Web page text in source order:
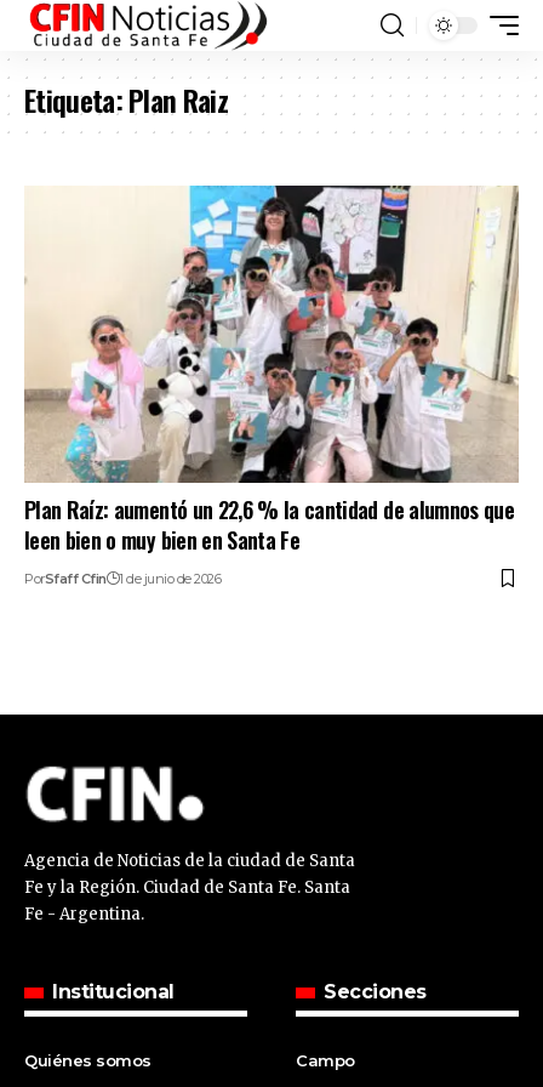
Etiqueta:Plan Raiz
Plan Raíz: aumentó un 22,6 % la cantidad de alumnos que
leen bien o muy bien en Santa Fe
PorSfaff Cfin 1 de junio de 2026
Agencia de Noticias de la ciudad de Santa
Fe y la Región. Ciudad de Santa Fe. Santa
Fe - Argentina.
Institucional
Quiénes somos
Secciones
Campo